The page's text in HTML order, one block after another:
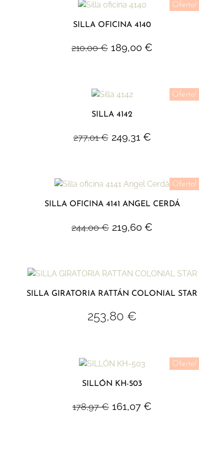
Oferta!
SILLA OFICINA 4140
210,00€ 189,00 €
Oferta!
SILLA 4142
277,01€ 249,31 €
Oferta!
SILLA OFICINA 4141 ANGEL CERDÁ
244,00€ 219,60 €
SILLA GIRATORIA RATTÁN COLONIAL STAR
253,80 €
Oferta!
SILLÓN KH-503
178,97€ 161,07 €